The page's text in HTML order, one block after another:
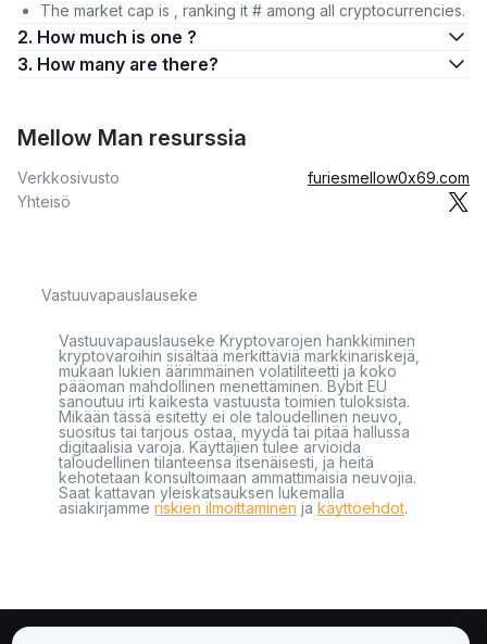
The market cap is , ranking it # among all cryptocurrencies.
2. How much is one ?
3. How many are there?
Mellow Man resurssia
Verkkosivusto
furiesmellow0x69.com
Yhteisö
Vastuuvapauslauseke
Vastuuvapauslauseke Kryptovarojen hankkiminen
kryptovaroihin sisältää merkittäviä markkinariskejä,
mukaan lukien äärimmäinen volatiliteetti ja koko
pääoman mahdollinen menettäminen. Bybit EU
sanoutuu irti kaikesta vastuusta toimien tuloksista.
Mikään tässä esitetty ei ole taloudellinen neuvo,
suositus tai tarjous ostaa, myydä tai pitää hallussa
digitaalisia varoja. Käyttäjien tulee arvioida
taloudellinen tilanteensa itsenäisesti, ja heitä
kehotetaan konsultoimaan ammattimaisia neuvojia.
Saat kattavan yleiskatsauksen lukemalla
asiakirjamme riskien ilmoittaminen ja käyttöehdot.